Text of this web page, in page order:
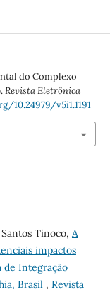
do Complexo
Revista Eletrônica
10.24979/v5i1.1191
Tinoco, A
impactos
de Integração
Brasil , Revista